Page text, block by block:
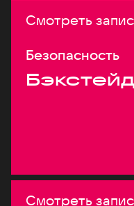
Смотреть
Безопасность
Смотреть